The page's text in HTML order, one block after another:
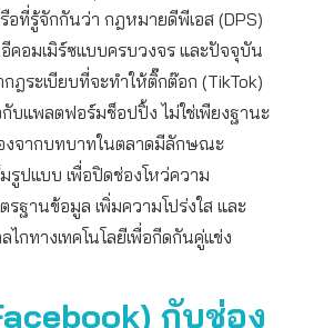
ที่รู้จักกันว่า กฎหมายดีพีเอส (DPS)
คอมเมิร์ซแบบครบวงจร และปัจจุบัน
ฎระเบียบที่จะทำให้ติ๊กต๊อก (TikTok)
บแพลตฟอร์มช็อปปิ้ง ไม่ใช่เพียงฐานะ
องจากบทบาทในตลาดมีลักษณะ
รูปแบบ เพื่อปิดช่องโหว่ความ
ฐานข้อมูล เพิ่มความโปร่งใส และ
กทางเทคโนโลยีเพื่อกีดกันคู่แข่ง
กับช่อง